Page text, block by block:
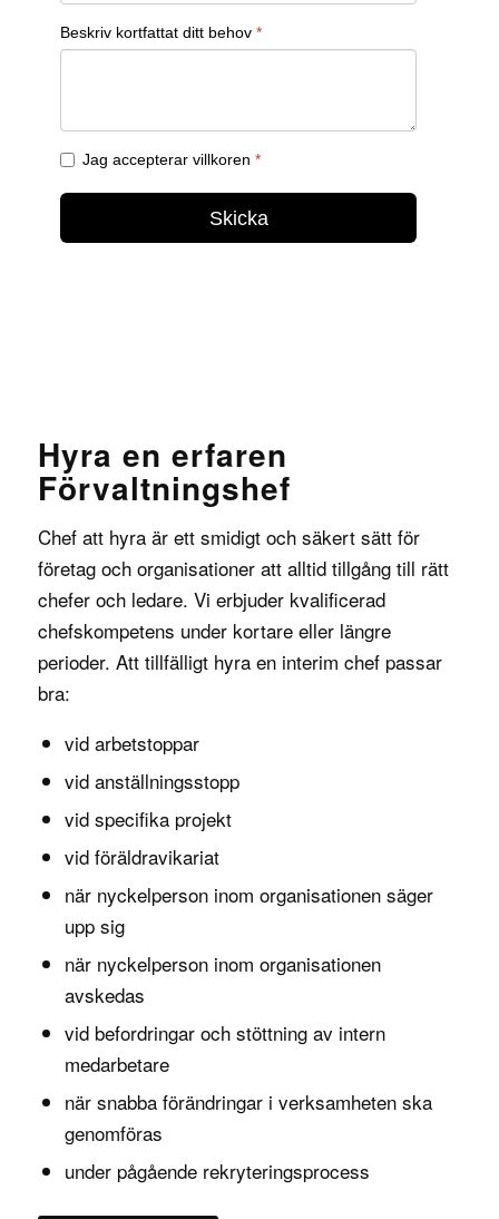
Hyra en erfaren
Förvaltningshef
Chef att hyraär ett smidigt och säkert sätt för
företag och organisationer att alltid tillgång till rätt
chefer och ledare. Vi erbjuder kvalificerad
chefskompetens under kortare eller längre
perioder. Att tillfälligt hyra en interim chef passar
bra:
vid arbetstoppar
vid anställningsstopp
vid specifika projekt
vid föräldravikariat
när nyckelperson inom organisationen säger
upp sig
när nyckelperson inom organisationen
avskedas
vid befordringar och stöttning av intern
medarbetare
när snabba förändringar i verksamheten ska
genomföras
under pågående rekryteringsprocess